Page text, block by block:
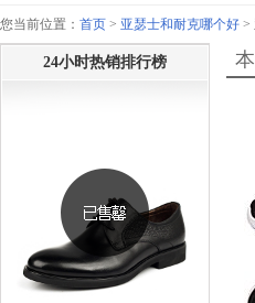
您当前位置： 首页 > 亚瑟士和耐克哪个好 >
24小时热销排行榜